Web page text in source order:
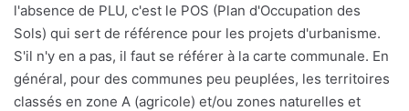
l'absence de PLU, c'est le POS (Plan d'Occupation des
Sols) qui sert de référence pour les projets d'urbanisme.
S'il n'y en a pas, il faut se référer à la carte communale. En
général, pour des communes peu peuplées, les territoires
classés en zone A (agricole) et/ou zones naturelles et